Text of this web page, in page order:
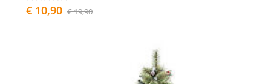
€ 10,90 € 19,90